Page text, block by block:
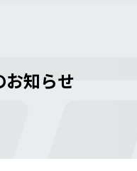
知らせ